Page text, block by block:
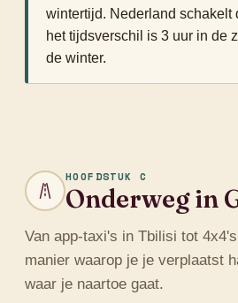
wintertijd. Nederland schakelt
het tijdsverschil is 3 uur in de
de winter.
HOOFDSTUK C
Onderweg in
Van app-taxi's in Tbilisi tot
manier waarop je je verplaatst
waar je naartoe gaat.